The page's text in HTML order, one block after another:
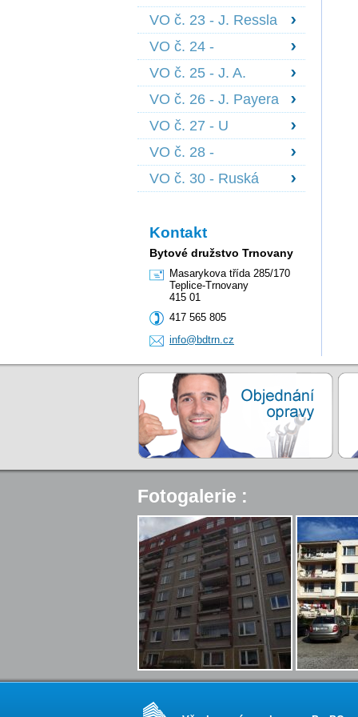
Scheinerova 1834,
Nedbalova 1836 +
1844
VO č. 23 - J. Ressla
1698 + 1699, B.
Martinů 1700 +
1701
VO č. 24 -
Edisonova 1841 -
1843 + členové z
pořadníku
VO č. 25 - J. A.
Komenského 1722 -
1727
VO č. 26 - J. Payera
1728 - 1730
VO č. 27 - U
Červeného kostela
1847 - 1851, J. z
Poděbrad 1852
VO č. 28 -
Palackého 1559 -
1562, Fr. Šrámka
VO č. 30 - Ruská
2164
Kontakt
Bytové družstvo Trnovany
Masarykova třída 285/170
Teplice-Trnovany
415 01
417 565 805
info@bdtrn.cz
Fotogalerie :